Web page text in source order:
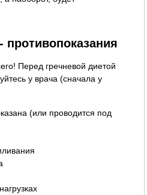
противопоказания
Перед гречневой диетой
у врача (сначала у
(или проводится под